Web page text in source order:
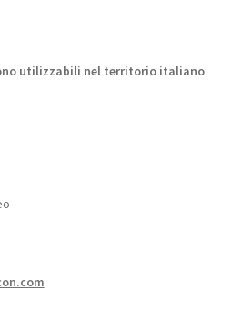
utilizzabili nel territorio italiano